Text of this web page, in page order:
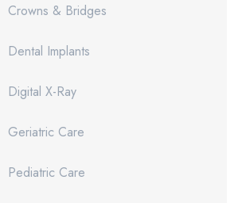
Crowns & Bridges
Dental Implants
Digital X-Ray
Geriatric Care
Pediatric Care